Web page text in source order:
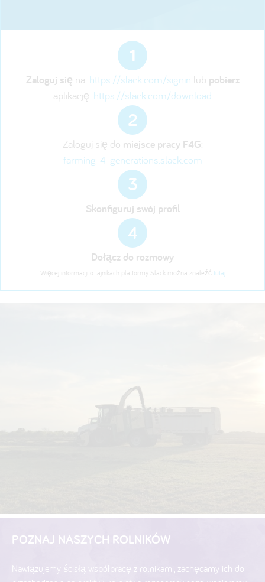
1
Zaloguj się na: https://slack.com/signin lub pobierz
aplikację: https://slack.com/download
2
Zaloguj się do miejsce pracy F4G:
farming-4-generations.slack.com
3
Skonfiguruj swój profil
4
Dołącz do rozmowy
Więcej informacji o tajnikach platformy Slack można znaleźć tutaj
POZNAJ NASZYCH ROLNIKÓW
Nawiązujemy ścisłą współpracę z rolnikami, zachęcamy ich do